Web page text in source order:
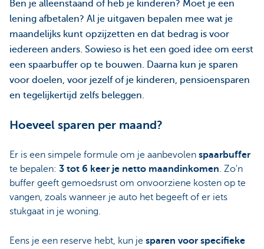
Ben je alleenstaand of heb je kinderen? Moet je een
lening afbetalen? Al je uitgaven bepalen mee wat je
maandelijks kunt opzijzetten en dat bedrag is voor
iedereen anders. Sowieso is het een goed idee om eerst
een spaarbuffer op te bouwen. Daarna kun je sparen
voor doelen, voor jezelf of je kinderen, pensioensparen
en tegelijkertijd zelfs beleggen.
Hoeveel sparen per maand?
Er is een simpele formule om je aanbevolen spaarbuffer
te bepalen: 3 tot 6 keer je netto maandinkomen. Zo'n
buffer geeft gemoedsrust om onvoorziene kosten op te
vangen, zoals wanneer je auto het begeeft of er iets
stukgaat in je woning.
Eens je een reserve hebt, kun je sparen voor specifieke